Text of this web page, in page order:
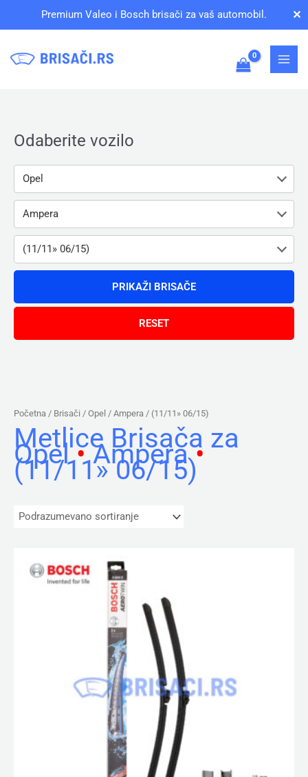
Premium Valeo i Bosch brisači za vaš automobil. ✕
Odaberite vozilo
Opel
Ampera
(11/11» 06/15)
Početna / Brisači / Opel / Ampera / (11/11» 06/15)
Metlice Brisača za
Opel•Ampera•
(11/11» 06/15)